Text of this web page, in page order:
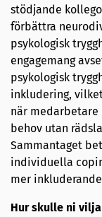
stödjande
förbättra
psykologisk
engagemang
psykologisk
inkludering,
när medarbetare
behov utan
Sammantaget
individuella
mer
Hur skulle ni